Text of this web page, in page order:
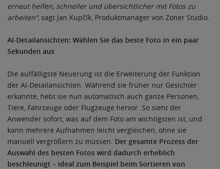
erneut helfen, schneller und übersichtlicher mit Fotos zu
arbeiten“, sagt Jan Kupčík, Produktmanager von Zoner Studio.
AI-Detailansichten: Wählen Sie das beste Foto in ein paar
Sekunden aus
Die auffälligste Neuerung ist die Erweiterung der Funktion
der AI-Detailansichten. Während sie früher nur Gesichter
erkannte, hebt sie nun automatisch auch ganze Personen,
Tiere, Fahrzeuge oder Flugzeuge hervor. So sieht der
Anwender sofort, was auf dem Foto am wichtigsten ist, und
kann mehrere Aufnahmen leicht vergleichen, ohne sie
manuell vergrößern zu müssen. Der gesamte Prozess der
Auswahl des besten Fotos wird dadurch erheblich
beschleunigt – ideal zum Beispiel beim Sortieren von